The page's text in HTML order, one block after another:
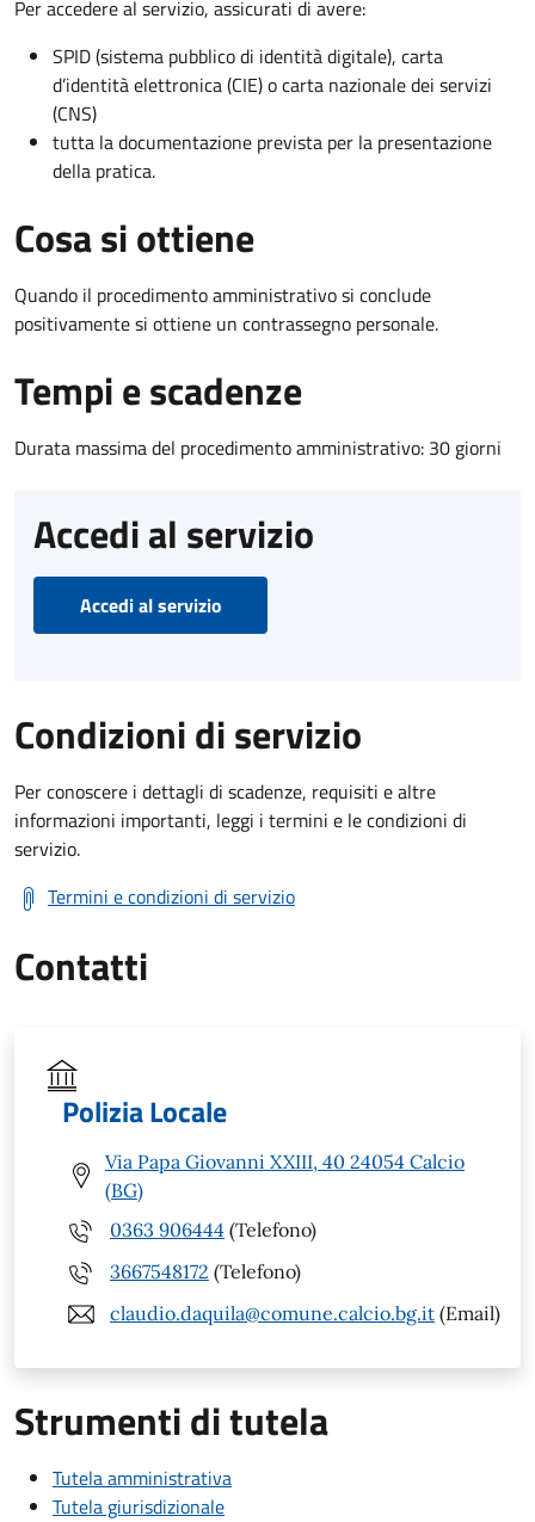
Per accedere al servizio, assicurati di avere:
SPID (sistema pubblico di identità digitale), carta
d’identità elettronica (CIE) o carta nazionale dei servizi
(CNS)
tutta la documentazione prevista per la presentazione
della pratica.
Cosa si ottiene
Quando il procedimento amministrativo si conclude
positivamente si ottiene un contrassegno personale.
Tempi e scadenze
Durata massima del procedimento amministrativo: 30 giorni
Accedi al servizio
Accedi al servizio
Condizioni di servizio
Per conoscere i dettagli di scadenze, requisiti e altre
informazioni importanti, leggi i termini e le condizioni di
servizio.
Termini e condizioni di servizio
Contatti
Polizia Locale
Via Papa Giovanni XXIII, 40 24054 Calcio
(BG)
0363 906444 (Telefono)
3667548172 (Telefono)
claudio.daquila@comune.calcio.bg.it (Email)
Strumenti di tutela
Tutela amministrativa
Tutela giurisdizionale